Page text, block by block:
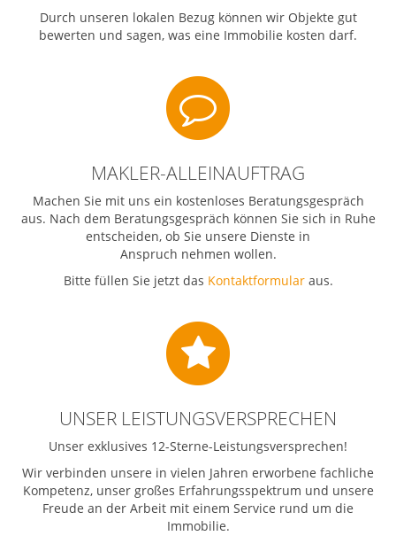
Durch unseren lokalen Bezug können wir Objekte gut
bewerten und sagen, was eine Immobilie kosten darf.
Makler-
Alleinauftrag
MAKLER-ALLEINAUFTRAG
Machen Sie mit uns ein kostenloses Beratungsgespräch
aus. Nach dem Beratungsgespräch können Sie sich in Ruhe
entscheiden, ob Sie unsere Dienste in
Anspruch nehmen wollen.
Bitte füllen Sie jetzt das Kontaktformularaus.
Unser
Leistungsversprechen
UNSER LEISTUNGSVERSPRECHEN
Unser exklusives 12-Sterne-Leistungsversprechen!
Wir verbinden unsere in vielen Jahren erworbene fachliche
Kompetenz, unser großes Erfahrungsspektrum und unsere
Freude an der Arbeit mit einem Service rund um die
Immobilie.